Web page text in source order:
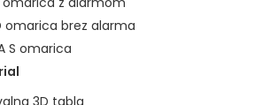
omarica brez alarma
S omarica
3D tabla